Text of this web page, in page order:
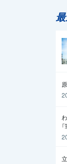
会